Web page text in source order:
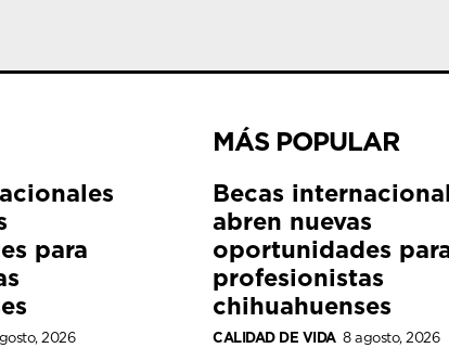
para
2026
MÁS POPULAR
Becas
abren nuevas
oportunidades
profesionistas
chihuahuenses
CALIDAD DE VIDA 8 agosto, 2026